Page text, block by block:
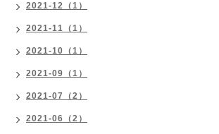
2021-12（1）
2021-11（1）
2021-10（1）
2021-09（1）
2021-07（2）
2021-06（2）